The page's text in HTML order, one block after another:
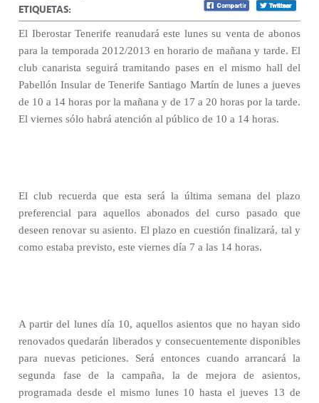
ETIQUETAS:
El Iberostar Tenerife reanudará este lunes su venta de abonos
para la temporada 2012/2013 en horario de mañana y tarde. El
club canarista seguirá tramitando pases en el mismo hall del
Pabellón Insular de Tenerife Santiago Martín de lunes a jueves
de 10 a 14 horas por la mañana y de 17 a 20 horas por la tarde.
El viernes sólo habrá atención al público de 10 a 14 horas.
El club recuerda que esta será la última semana del plazo
preferencial para aquellos abonados del curso pasado que
deseen renovar su asiento. El plazo en cuestión finalizará, tal y
como estaba previsto, este viernes día 7 a las 14 horas.
A partir del lunes día 10, aquellos asientos que no hayan sido
renovados quedarán liberados y consecuentemente disponibles
para nuevas peticiones. Será entonces cuando arrancará la
segunda fase de la campaña, la de mejora de asientos,
programada desde el mismo lunes 10 hasta el jueves 13 de